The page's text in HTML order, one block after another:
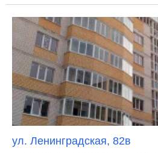
ул. Ленинградская, 82в